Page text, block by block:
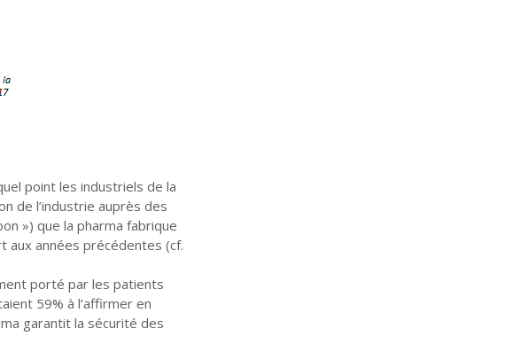
point les industriels de la
de l’industrie auprès des
») que la pharma fabrique
aux années précédentes (cf.
porté par les patients
59% à l’affirmer en
garantit la sécurité des